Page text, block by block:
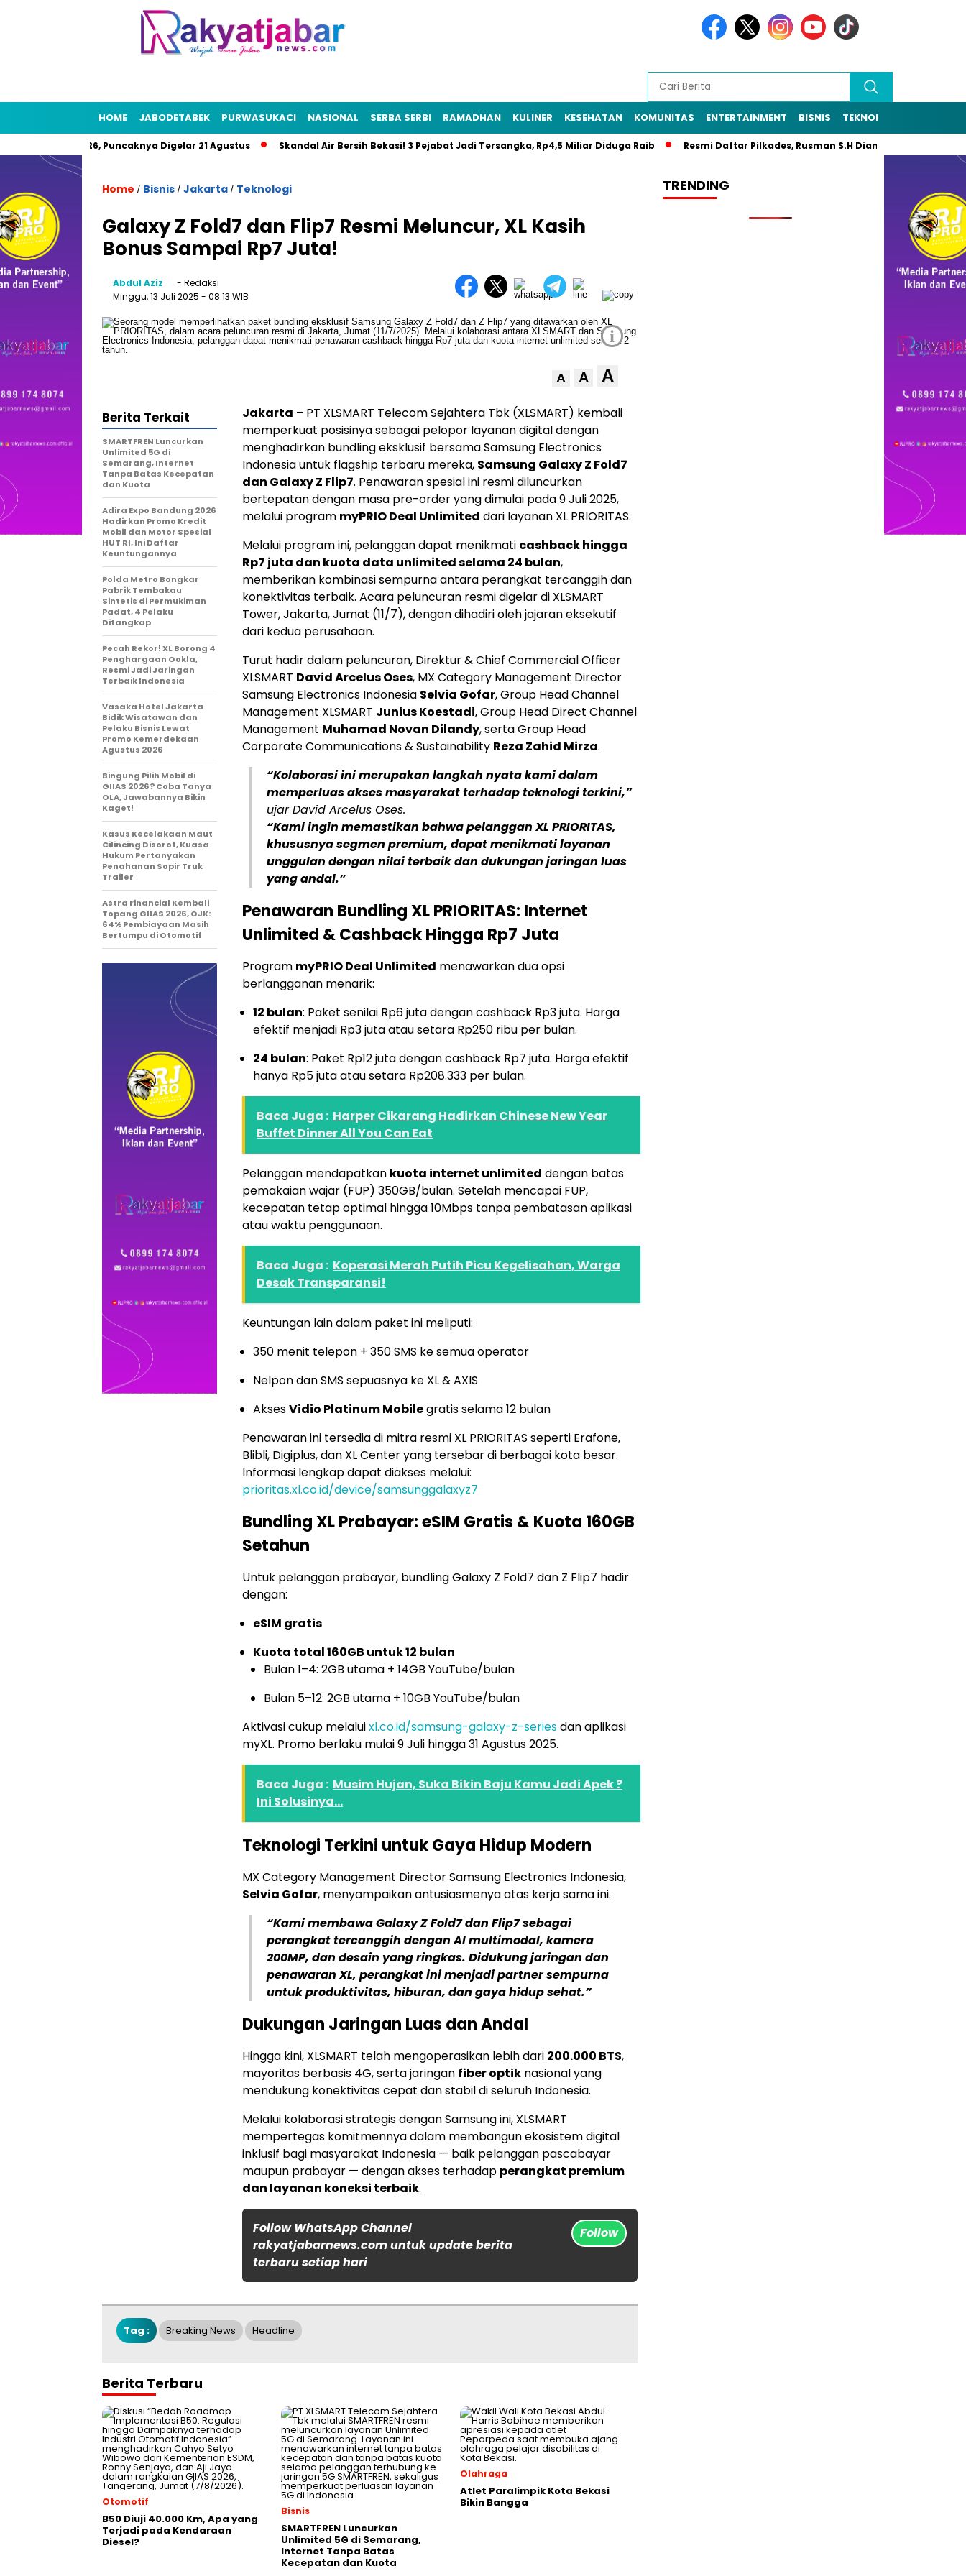
HOME JABODETABEK PURWASUKACI NASIONAL SERBA SERBI RAMADHAN KULINER KESEHATAN KOMUNITAS ENTERTAINMENT BISNIS TEKNOLOGI
HUT RI 2026, Puncaknya Digelar 21 Agustus Skandal Air Bersih Bekasi! 3 Pejabat Jadi Tersangka, Rp4,5 Miliar Diduga Raib Resmi Daftar Pilkades, Rusman S.H Diantar Sekitar 1.000
Home / Bisnis / Jakarta / Teknologi
Galaxy Z Fold7 dan Flip7 Resmi Meluncur, XL Kasih
Bonus Sampai Rp7 Juta!
Abdul Aziz
- Redaksi
Minggu, 13 Juli 2025 - 08:13 WIB
i
A A A
Jakarta – PT XLSMART Telecom Sejahtera Tbk (XLSMART) kembali
memperkuat posisinya sebagai pelopor layanan digital dengan
menghadirkan bundling eksklusif bersama Samsung Electronics
Indonesia untuk flagship terbaru mereka, Samsung Galaxy Z Fold7
dan Galaxy Z Flip7. Penawaran spesial ini resmi diluncurkan
bertepatan dengan masa pre-order yang dimulai pada 9 Juli 2025,
melalui program myPRIO Deal Unlimited dari layanan XL PRIORITAS.
Melalui program ini, pelanggan dapat menikmati cashback hingga
Rp7 juta dan kuota data unlimited selama 24 bulan,
memberikan kombinasi sempurna antara perangkat tercanggih dan
konektivitas terbaik. Acara peluncuran resmi digelar di XLSMART
Tower, Jakarta, Jumat (11/7), dengan dihadiri oleh jajaran eksekutif
dari kedua perusahaan.
Turut hadir dalam peluncuran, Direktur & Chief Commercial Officer
XLSMART David Arcelus Oses, MX Category Management Director
Samsung Electronics Indonesia Selvia Gofar, Group Head Channel
Management XLSMART Junius Koestadi, Group Head Direct Channel
Management Muhamad Novan Dilandy, serta Group Head
Corporate Communications & Sustainability Reza Zahid Mirza.
“Kolaborasi ini merupakan langkah nyata kami dalam
memperluas akses masyarakat terhadap teknologi terkini,”
ujar David Arcelus Oses.
“Kami ingin memastikan bahwa pelanggan XL PRIORITAS,
khususnya segmen premium, dapat menikmati layanan
unggulan dengan nilai terbaik dan dukungan jaringan luas
yang andal.”
Penawaran Bundling XL PRIORITAS: Internet
Unlimited & Cashback Hingga Rp7 Juta
Program myPRIO Deal Unlimited menawarkan dua opsi
berlangganan menarik:
12 bulan: Paket senilai Rp6 juta dengan cashback Rp3 juta. Harga
efektif menjadi Rp3 juta atau setara Rp250 ribu per bulan.
24 bulan: Paket Rp12 juta dengan cashback Rp7 juta. Harga efektif
hanya Rp5 juta atau setara Rp208.333 per bulan.
Baca Juga : Harper Cikarang Hadirkan Chinese New Year
Buffet Dinner All You Can Eat
Pelanggan mendapatkan kuota internet unlimited dengan batas
pemakaian wajar (FUP) 350GB/bulan. Setelah mencapai FUP,
kecepatan tetap optimal hingga 10Mbps tanpa pembatasan aplikasi
atau waktu penggunaan.
Baca Juga : Koperasi Merah Putih Picu Kegelisahan, Warga
Desak Transparansi!
Keuntungan lain dalam paket ini meliputi:
350 menit telepon + 350 SMS ke semua operator
Nelpon dan SMS sepuasnya ke XL & AXIS
AksesVidio Platinum Mobilegratis selama 12 bulan
Penawaran ini tersedia di mitra resmi XL PRIORITAS seperti Erafone,
Blibli, Digiplus, dan XL Center yang tersebar di berbagai kota besar.
Informasi lengkap dapat diakses melalui:
prioritas.xl.co.id/device/samsunggalaxyz7
Bundling XL Prabayar: eSIM Gratis & Kuota 160GB
Setahun
Untuk pelanggan prabayar, bundling Galaxy Z Fold7 dan Z Flip7 hadir
dengan:
eSIM gratis
Kuota total 160GB untuk 12 bulan
Bulan 1–4: 2GB utama + 14GB YouTube/bulan
Bulan 5–12: 2GB utama + 10GB YouTube/bulan
Aktivasi cukup melaluixl.co.id/samsung-galaxy-z-seriesdan aplikasi
myXL. Promo berlaku mulai 9 Juli hingga 31 Agustus 2025.
Baca Juga : Musim Hujan, Suka Bikin Baju Kamu Jadi Apek ?
Ini Solusinya...
Teknologi Terkini untuk Gaya Hidup Modern
MX Category Management Director Samsung Electronics Indonesia,
Selvia Gofar, menyampaikan antusiasmenya atas kerja sama ini.
“Kami membawa Galaxy Z Fold7 dan Flip7 sebagai
perangkat tercanggih dengan AI multimodal, kamera
200MP, dan desain yang ringkas. Didukung jaringan dan
penawaran XL, perangkat ini menjadi partner sempurna
untuk produktivitas, hiburan, dan gaya hidup sehat.”
Dukungan Jaringan Luas dan Andal
Hingga kini, XLSMART telah mengoperasikan lebih dari 200.000 BTS,
mayoritas berbasis 4G, serta jaringan fiber optik nasional yang
mendukung konektivitas cepat dan stabil di seluruh Indonesia.
Melalui kolaborasi strategis dengan Samsung ini, XLSMART
mempertegas komitmennya dalam membangun ekosistem digital
inklusif bagi masyarakat Indonesia — baik pelanggan pascabayar
maupun prabayar — dengan akses terhadap perangkat premium
dan layanan koneksi terbaik.
Follow WhatsApp Channel
rakyatjabarnews.com untuk update berita
terbaru setiap hari
Follow
Berita Terkait
SMARTFREN Luncurkan
Unlimited 5G di
Semarang, Internet
Tanpa Batas Kecepatan
dan Kuota
Adira Expo Bandung 2026
Hadirkan Promo Kredit
Mobil dan Motor Spesial
HUT RI, Ini Daftar
Keuntungannya
Polda Metro Bongkar
Pabrik Tembakau
Sintetis di Permukiman
Padat, 4 Pelaku
Ditangkap
Pecah Rekor! XL Borong 4
Penghargaan Ookla,
Resmi Jadi Jaringan
Terbaik Indonesia
Vasaka Hotel Jakarta
Bidik Wisatawan dan
Pelaku Bisnis Lewat
Promo Kemerdekaan
Agustus 2026
Bingung Pilih Mobil di
GIIAS 2026? Coba Tanya
OLA, Jawabannya Bikin
Kaget!
Kasus Kecelakaan Maut
Cilincing Disorot, Kuasa
Hukum Pertanyakan
Penahanan Sopir Truk
Trailer
Astra Financial Kembali
Topang GIIAS 2026, OJK:
64% Pembiayaan Masih
Bertumpu di Otomotif
Tag : Breaking News Headline
Berita Terbaru
Otomotif
B50 Diuji 40.000 Km, Apa yang
Terjadi pada Kendaraan
Diesel?
Bisnis
SMARTFREN Luncurkan
Unlimited 5G di Semarang,
Internet Tanpa Batas
Kecepatan dan Kuota
Olahraga
Atlet Paralimpik Kota Bekasi
Bikin Bangga
TRENDING